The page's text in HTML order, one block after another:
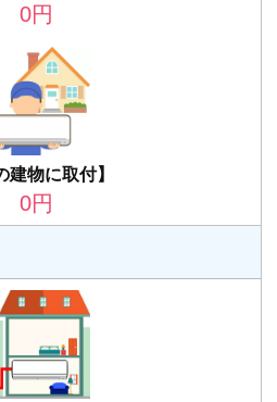
0円
建物に取付】
0円